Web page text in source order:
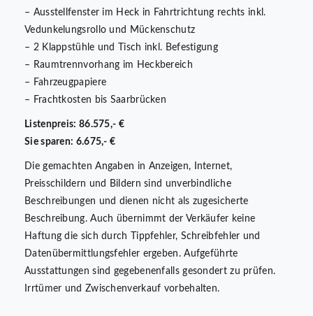
– Ausstellfenster im Heck in Fahrtrichtung rechts inkl.
Vedunkelungsrollo und Mückenschutz
– 2 Klappstühle und Tisch inkl. Befestigung
– Raumtrennvorhang im Heckbereich
– Fahrzeugpapiere
– Frachtkosten bis Saarbrücken
Listenpreis: 86.575,- €
Sie sparen: 6.675,- €
Die gemachten Angaben in Anzeigen, Internet,
Preisschildern und Bildern sind unverbindliche
Beschreibungen und dienen nicht als zugesicherte
Beschreibung. Auch übernimmt der Verkäufer keine
Haftung die sich durch Tippfehler, Schreibfehler und
Datenübermittlungsfehler ergeben. Aufgeführte
Ausstattungen sind gegebenenfalls gesondert zu prüfen.
Irrtümer und Zwischenverkauf vorbehalten.